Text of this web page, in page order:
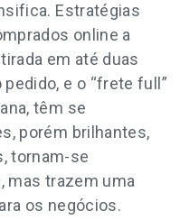
Estratégias
online a
em até duas
e o “frete full”
têm se
porém brilhantes,
tornam-se
mas trazem uma
os negócios.